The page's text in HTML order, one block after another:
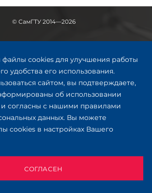
cookies для улучшения работы
удобства его использования.
сайтом, вы подтверждаете,
об использовании
согласны с нашими правилами
данных. Вы можете
cookies в настройках Вашего
СОГЛАСЕН
© СамГТУ 2014—2026
443100, Самара
Ул. Молодогвардейская, 244,
главный корпус
8 (846) 278-43-11
rector@samgtu.ru
Обратная связь
Приемная комиссия
Приёмная комиссия
Заочное обучение
+ 7 (846) 279-03-58